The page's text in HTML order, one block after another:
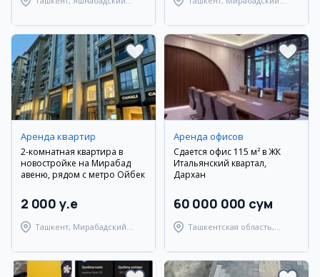
Аренда квартир
2-комнатная квартира в
новостройке на Мирабад
авеню, рядом с метро Ойбек
2 000 y.e
Ташкент, Мирабадский
Аренда офисов
Сдается офис 115 м² в ЖК
Итальянский квартал,
Дархан
60 000 000 сум
Ташкентская область,